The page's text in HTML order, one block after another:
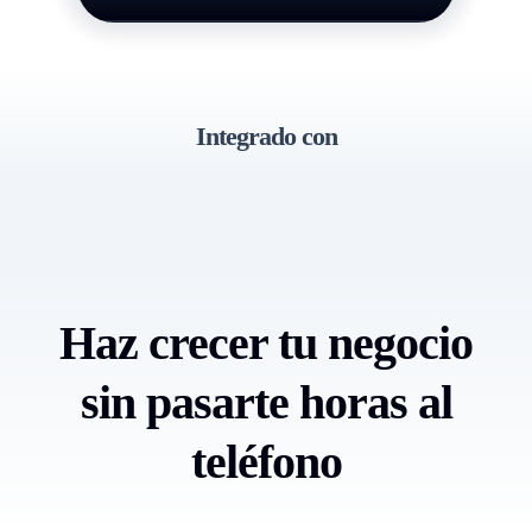
Integrado con
Haz crecer tu negocio
sin pasarte horas al
teléfono